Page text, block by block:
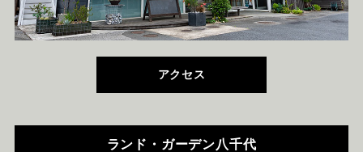
アクセス
ランド・ガーデン八千代